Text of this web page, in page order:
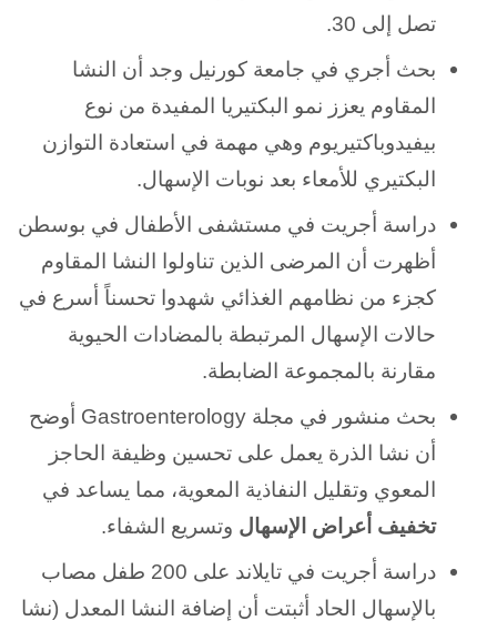
تصل إلى 30.
بحث أجري في جامعة كورنيل وجد أن النشا
المقاوم يعزز نمو البكتيريا المفيدة من نوع
بيفيدوباكتيريوم وهي مهمة في استعادة التوازن
البكتيري للأمعاء بعد نوبات الإسهال.
دراسة أجريت في مستشفى الأطفال في بوسطن
أظهرت أن المرضى الذين تناولوا النشا المقاوم
كجزء من نظامهم الغذائي شهدوا تحسناً أسرع في
حالات الإسهال المرتبطة بالمضادات الحيوية
مقارنة بالمجموعة الضابطة.
بحث منشور في مجلة Gastroenterology أوضح
أن نشا الذرة يعمل على تحسين وظيفة الحاجز
المعوي وتقليل النفاذية المعوية، مما يساعد في
تخفيف أعراض الإسهال وتسريع الشفاء.
دراسة أجريت في تايلاند على 200 طفل مصاب
بالإسهال الحاد أثبتت أن إضافة النشا المعدل (نشا